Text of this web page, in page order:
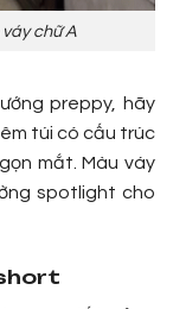
chữ A
preppy, hãy
túi có cấu trúc
mắt. Màu váy
spotlight cho